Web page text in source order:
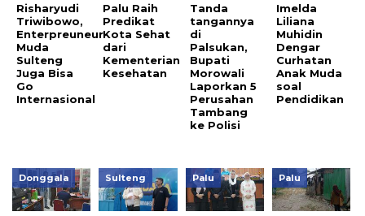
Risharyudi
Triwibowo,
Enterpreuneur
Muda
Sulteng
Juga Bisa
Go
Internasional
Palu Raih
Predikat
Kota Sehat
dari
Kementerian
Kesehatan
Tanda
tangannya
di
Palsukan,
Bupati
Morowali
Laporkan 5
Perusahan
Tambang
ke Polisi
Imelda
Liliana
Muhidin
Dengar
Curhatan
Anak Muda
soal
Pendidikan
Donggala Sulteng Palu Palu